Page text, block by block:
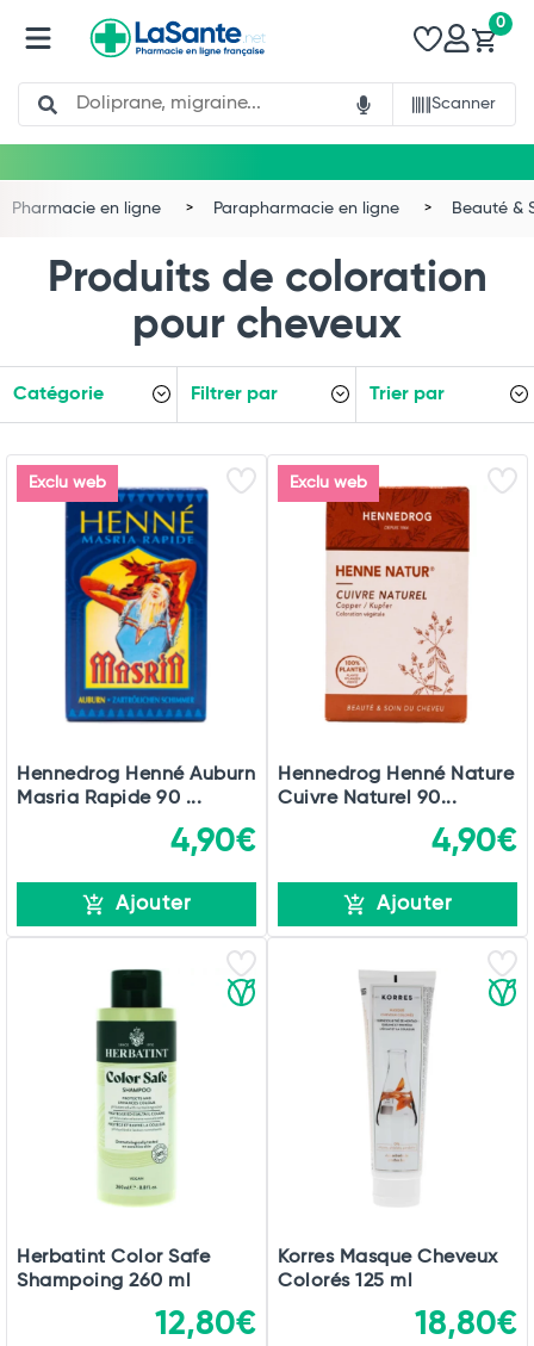
Search
Scanner
0
Total
Commander
Pharmacie en ligne Parapharmacie en ligne Beauté &
Produits de coloration
pour cheveux
Catégorie Filtrer par Trier par
Exclu web
Hennedrog Henné Auburn
Masria Rapide 90 ...
4,90€
Ajouter
Exclu web
Hennedrog Henné Nature
Cuivre Naturel 90...
4,90€
Ajouter
Herbatint Color Safe
Shampoing 260 ml
12,80€
Korres Masque Cheveux
Colorés 125 ml
18,80€